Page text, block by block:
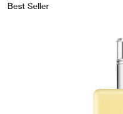
Best Seller